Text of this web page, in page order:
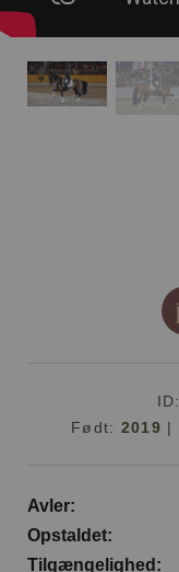
ID:
Født: 2019 |
Avler:
Opstaldet:
Tilgængelighed: